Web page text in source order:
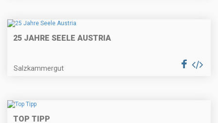
25 JAHRE SEELE AUSTRIA
Salzkammergut
TOP TIPP